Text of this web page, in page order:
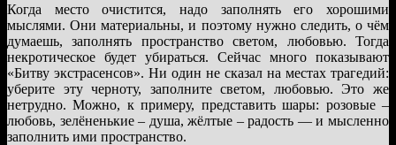
Когда место очистится, надо заполнять его хорошими
мыслями. Они материальны, и поэтому нужно следить, о чём
думаешь, заполнять пространство светом, любовью. Тогда
некротическое будет убираться. Сейчас много показывают
«Битву экстрасенсов». Ни один не сказал на местах трагедий:
уберите эту черноту, заполните светом, любовью. Это же
нетрудно. Можно, к примеру, представить шары: розовые –
любовь, зелёненькие – душа, жёлтые – радость — и мысленно
заполнить ими пространство.